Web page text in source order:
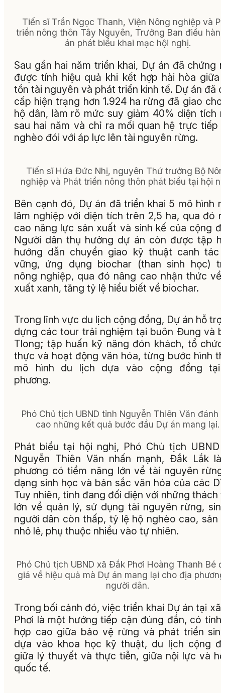
Tiến sĩ Trần Ngọc Thanh, Viện Nông nghiệp và
triển nông thôn Tây Nguyên, Trưởng Ban điều
án phát biểu khai mạc hội nghị.
Sau gần hai năm triển khai, Dự án đã chứng
được tính hiệu quả khi kết hợp hài hòa giữa
tồn tài nguyên và phát triển kinh tế. Dự án đã
cấp hiện trạng hơn 1.924 ha rừng đã giao cho
hộ dân, làm rõ mức suy giảm 40% diện tích
sau hai năm và chỉ ra mối quan hệ trực tiếp
nghèo đói với áp lực lên tài nguyên rừng.
Tiến sĩ Hứa Đức Nhị, nguyên Thứ trưởng Bộ
nghiệp và Phát triển nông thôn phát biểu tại hội
Bên cạnh đó, Dự án đã triển khai 5 mô hình
lâm nghiệp với diện tích trên 2,5 ha, qua đó
cao năng lực sản xuất và sinh kế của cộng
Người dân thụ hưởng dự án còn được tập
hướng dẫn chuyển giao kỹ thuật canh tác
vững, ứng dụng biochar (than sinh học)
nông nghiệp, qua đó nâng cao nhận thức về
xuất xanh, tăng tỷ lệ hiểu biết về biochar.
Trong lĩnh vực du lịch cộng đồng, Dự án hỗ trợ
dựng các tour trải nghiệm tại buôn Đung và
Tlong; tập huấn kỹ năng đón khách, tổ
thực và hoạt động văn hóa, từng bước hình
mô hình du lịch dựa vào cộng đồng tại
phương.
Phó Chủ tịch UBND tỉnh Nguyễn Thiên Văn đánh
cao những kết quả bước đầu Dự án mang lại.
Phát biểu tại hội nghị, Phó Chủ tịch UBND
Nguyễn Thiên Văn nhấn mạnh, Đắk Lắk
phương có tiềm năng lớn về tài nguyên
dạng sinh học và bản sắc văn hóa của các
Tuy nhiên, tỉnh đang đối diện với những thách
lớn về quản lý, sử dụng tài nguyên rừng,
người dân còn thấp, tỷ lệ hộ nghèo cao, sản
nhỏ lẻ, phụ thuộc nhiều vào tự nhiên.
Phó Chủ tịch UBND xã Đắk Phơi Hoàng Thanh Bé
giá về hiệu quả mà Dự án mang lại cho địa
người dân.
Trong bối cảnh đó, việc triển khai Dự án tại xã
Phơi là một hướng tiếp cận đúng đắn, có tính
hợp cao giữa bảo vệ rừng và phát triển
dựa vào khoa học kỹ thuật, du lịch cộng
giữa lý thuyết và thực tiễn, giữa nội lực và
quốc tế.